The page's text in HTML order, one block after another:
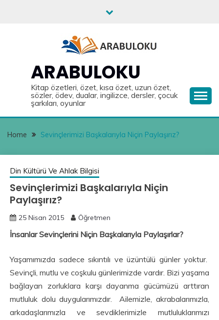
ARABULOKU
Kitap özetleri, özet, kısa özet, uzun özet,
sözler, ödev, dualar, ingilizce, dersler, çocuk
şarkıları, oyunlar
Home Sevinçlerimizi Başkalarıyla Niçin Paylaşırız?
Din Kültürü Ve Ahlak Bilgisi
Sevinçlerimizi Başkalarıyla Niçin
Paylaşırız?
25 Nisan 2015 Öğretmen
İnsanlar Sevinçlerini Niçin Başkalarıyla Paylaşırlar?
Yaşamımızda sadece sıkıntılı ve üzüntülü günler yoktur.
Sevinçli, mutlu ve coşkulu günlerimizde vardır. Bizi yaşama
bağlayan zorluklara karşı dayanma gücümüzü arttıran
mutluluk dolu duygularımızdır. Ailemizle, akrabalarımızla,
arkadaşlarımızla ve sevdiklerimizle mutluluklarımızı